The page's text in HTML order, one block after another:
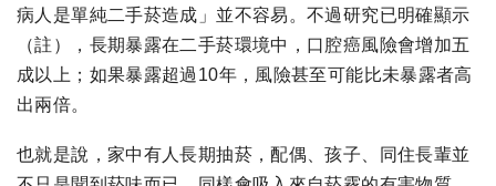
病人是單純二手菸造成」並不容易。不過研究已明確顯示
（註），長期暴露在二手菸環境中，口腔癌風險會增加五
成以上；如果暴露超過10年，風險甚至可能比未暴露者高
出兩倍。
也就是說，家中有人長期抽菸，配偶、孩子、同住長輩並